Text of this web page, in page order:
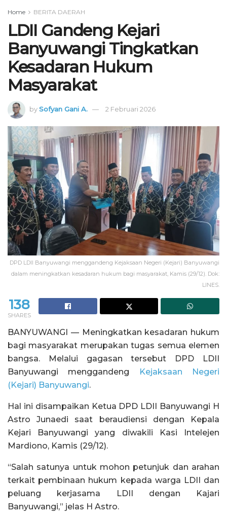
Home BERITA DAERAH
LDII Gandeng Kejari
Banyuwangi Tingkatkan
Kesadaran Hukum
Masyarakat
bySofyan Gani A. 2 Februari 2026
DPD LDII Banyuwangi menggandeng Kejaksaan Negeri (Kejari) Banyuwangi
dalam meningkatkan kesadaran hukum bagi masyarakat, Kamis (29/12). Dok:
LINES.
138
SHARES
BANYUWANGI — Meningkatkan kesadaran hukum
bagi masyarakat merupakan tugas semua elemen
bangsa. Melalui gagasan tersebut DPD LDII
Banyuwangi menggandeng
Kejaksaan Negeri
(Kejari) Banyuwangi.
Hal ini disampaikan Ketua DPD LDII Banyuwangi H
Astro Junaedi saat beraudiensi dengan Kepala
Kejari Banyuwangi yang diwakili Kasi Intelejen
Mardiono, Kamis (29/12).
“Salah satunya untuk mohon petunjuk dan arahan
terkait pembinaan hukum kepada warga LDII dan
peluang kerjasama LDII dengan Kajari
Banyuwangi,” jelas H Astro.